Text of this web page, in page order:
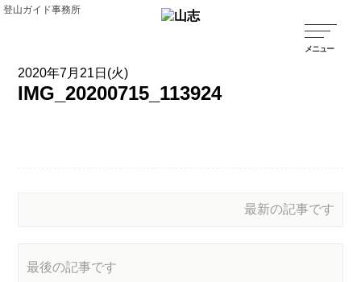
登山ガイド事務所
2020年7月21日(火)
IMG_20200715_113924
最新の記事です
最後の記事です